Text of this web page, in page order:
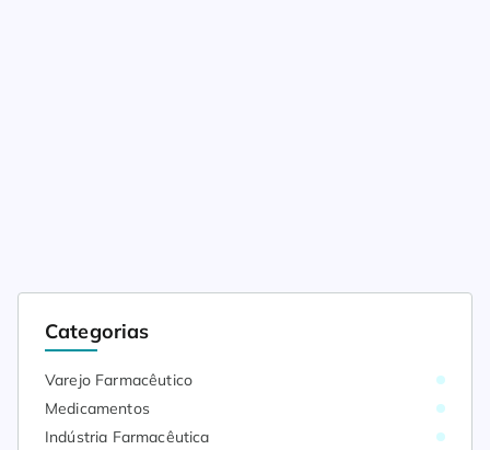
Categorias
Varejo Farmacêutico
Medicamentos
Indústria Farmacêutica